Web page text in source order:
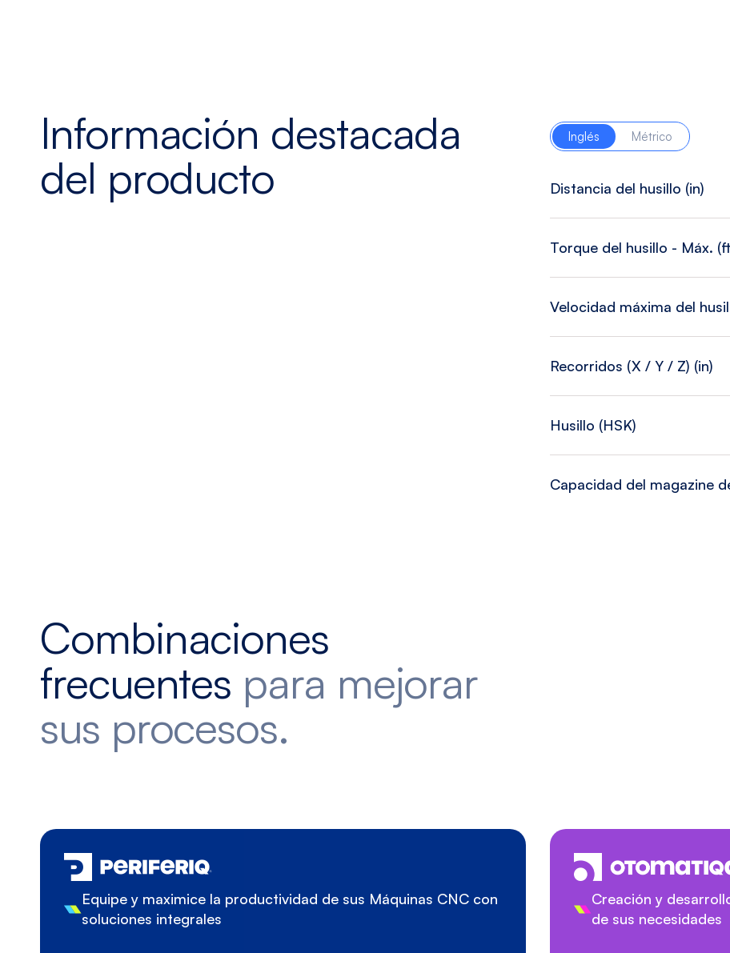
Información destacada
del producto
Inglés Métrico
Distancia del husillo (in)
Torque del husillo - Máx.
Velocidad máxima del
Recorridos (X / Y / Z) (in)
Husillo (HSK)
Capacidad del magazine
Combinaciones
frecuentes para mejorar
sus procesos.
Equipe y maximice la productividad de sus Máquinas CNC con
soluciones integrales
Creación y
de sus necesidades